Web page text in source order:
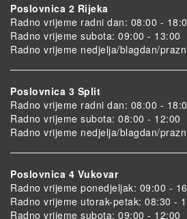
Poslovnica 2 Rijeka
Radno vrijeme radni dan: 08:00 -
Radno vrijeme subota: 09:00 - 13:00
Radno vrijeme nedjelja/blagdan/
Poslovnica 3 Split
Radno vrijeme radni dan: 08:00 -
Radno vrijeme subota: 08:00 - 12:00
Radno vrijeme nedjelja/blagdan/
Poslovnica 4 Vukovar
Radno vrijeme ponedjeljak: 09:00 -
Radno vrijeme utorak-petak: 08:30 -
Radno vrijeme subota: 09:00 - 12:00